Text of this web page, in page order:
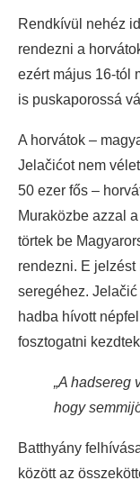
Rendkívül nehéz
rendezni a
ezért május 16-tól
is puskaporossá
A horvátok –
Jelačićot nem
50 ezer fős –
Muraközbe azzal
törtek be
rendezni. E
seregéhez.
hadba hívott
fosztogatni
„A hadsereg
hogy
Batthyány
között az